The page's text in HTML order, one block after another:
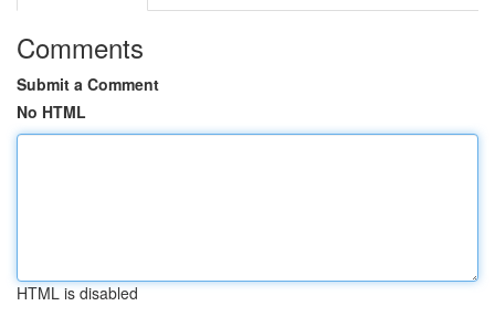
Comments
Submit a Comment
No HTML
HTML is disabled